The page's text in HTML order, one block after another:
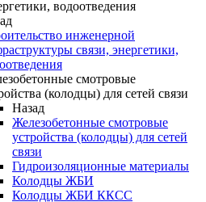
водоотведения
инженерной
связи, энергетики,
смотровые
(колодцы) для сетей связи
Назад
Железобетонные смотровые
устройства (колодцы) для сетей
связи
Гидроизоляционные материалы
Колодцы ЖБИ
Колодцы ЖБИ ККСС